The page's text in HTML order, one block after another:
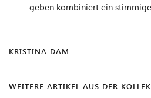
geben kombiniert ein
KRISTINA DAM
WEITERE ARTIKEL AUS DER